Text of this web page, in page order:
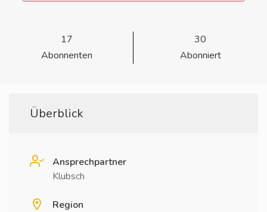
17
Abonnenten
30
Abonniert
Überblick
Ansprechpartner
Klubsch
Region